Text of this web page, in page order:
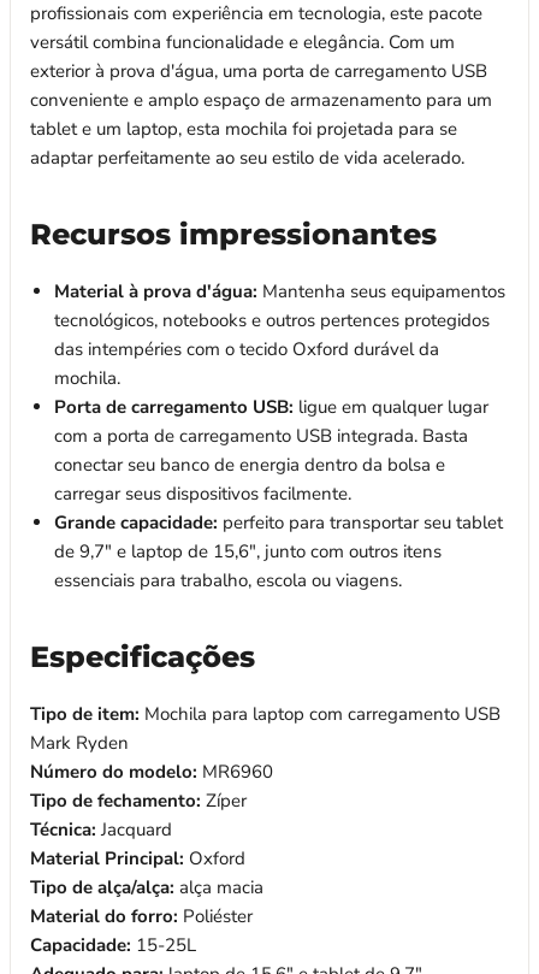
profissionais com experiência em tecnologia, este pacote
versátil combina funcionalidade e elegância. Com um
exterior à prova d'água, uma porta de carregamento USB
conveniente e amplo espaço de armazenamento para um
tablet e um laptop, esta mochila foi projetada para se
adaptar perfeitamente ao seu estilo de vida acelerado.
Recursos impressionantes
Material à prova d'água: Mantenha seus equipamentos
tecnológicos, notebooks e outros pertences protegidos
das intempéries com o tecido Oxford durável da
mochila.
Porta de carregamento USB: ligue em qualquer lugar
com a porta de carregamento USB integrada. Basta
conectar seu banco de energia dentro da bolsa e
carregar seus dispositivos facilmente.
Grande capacidade: perfeito para transportar seu tablet
de 9,7" e laptop de 15,6", junto com outros itens
essenciais para trabalho, escola ou viagens.
Especificações
Tipo de item: Mochila para laptop com carregamento USB
Mark Ryden
Número do modelo: MR6960
Tipo de fechamento: Zíper
Técnica: Jacquard
Material Principal: Oxford
Tipo de alça/alça: alça macia
Material do forro: Poliéster
Capacidade: 15-25L